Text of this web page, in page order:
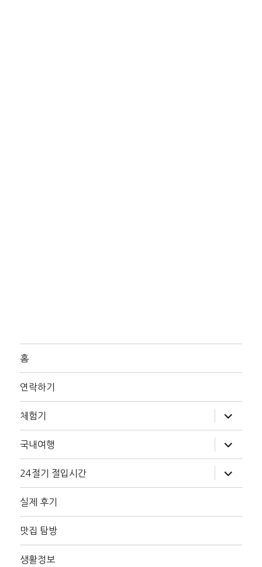
홈
연락하기
체험기
위
메
확
장
국내여행
위
메
확
장
24절기 절입시간
위
메
장
실제 후기
맛집 탐방
생활정보